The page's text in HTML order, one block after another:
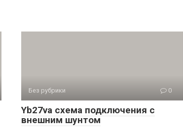
Без рубрики 0
Yb27va схема подключения с
внешним шунтом